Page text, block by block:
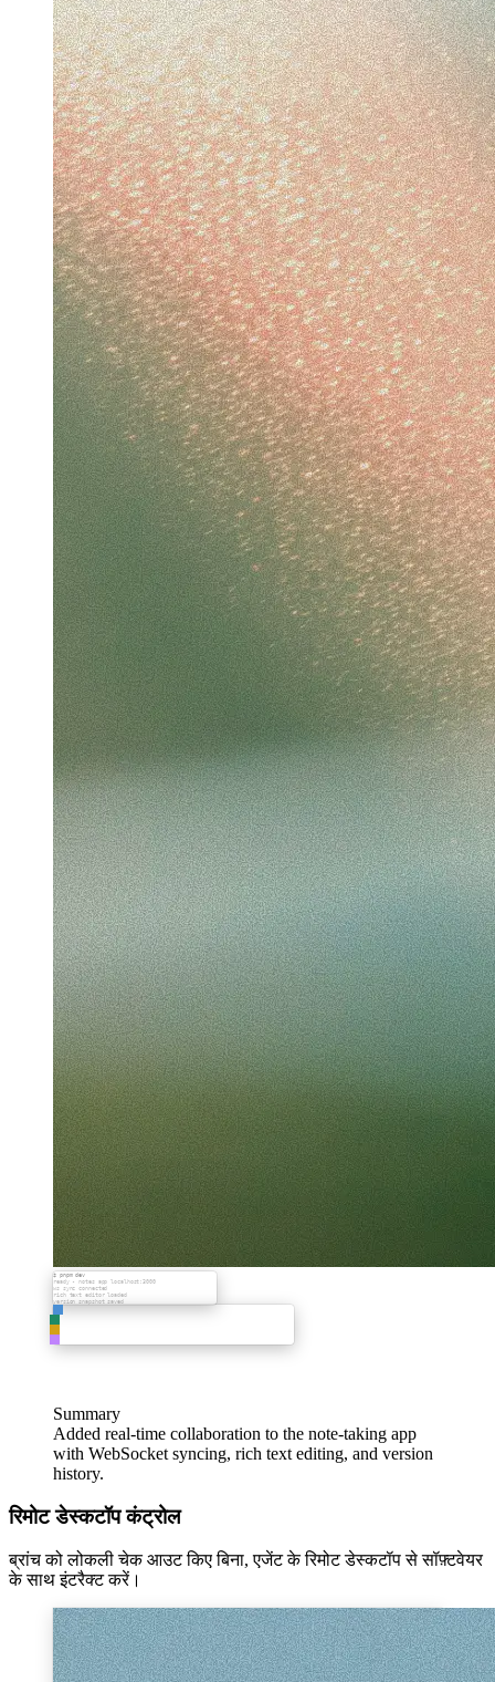
Clipboard exfiltration vulnerability demo
Worked for 4m 30s
$ pnpm dev
ready - notes app localhost:3000
ws sync connected
rich text editor loaded
version snapshot saved
Summary
Added real-time collaboration to the note-taking app
with WebSocket syncing, rich text editing, and version
history.
रिमोट डेस्कटॉप कंट्रोल
ब्रांच को लोकली चेक आउट किए बिना, एजेंट के रिमोट डेस्कटॉप से सॉफ़्टवेयर
के साथ इंटरैक्ट करें।